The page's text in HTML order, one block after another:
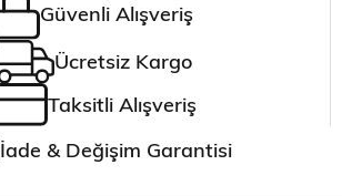
Güvenli Alışveriş
Ücretsiz Kargo
Taksitli Alışveriş
İade & Değişim Garantisi